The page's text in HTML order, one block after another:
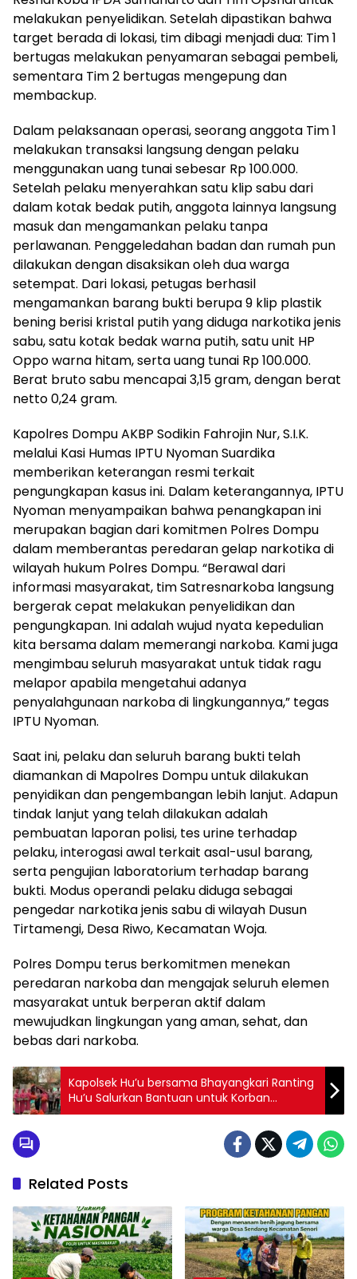
melakukan penyelidikan. Setelah dipastikan bahwa
target berada di lokasi, tim dibagi menjadi dua: Tim 1
bertugas melakukan penyamaran sebagai pembeli,
sementara Tim 2 bertugas mengepung dan
membackup.
Dalam pelaksanaan operasi, seorang anggota Tim 1
melakukan transaksi langsung dengan pelaku
menggunakan uang tunai sebesar Rp 100.000.
Setelah pelaku menyerahkan satu klip sabu dari
dalam kotak bedak putih, anggota lainnya langsung
masuk dan mengamankan pelaku tanpa
perlawanan. Penggeledahan badan dan rumah pun
dilakukan dengan disaksikan oleh dua warga
setempat. Dari lokasi, petugas berhasil
mengamankan barang bukti berupa 9 klip plastik
bening berisi kristal putih yang diduga narkotika jenis
sabu, satu kotak bedak warna putih, satu unit HP
Oppo warna hitam, serta uang tunai Rp 100.000.
Berat bruto sabu mencapai 3,15 gram, dengan berat
netto 0,24 gram.
Kapolres Dompu AKBP Sodikin Fahrojin Nur, S.I.K.
melalui Kasi Humas IPTU Nyoman Suardika
memberikan keterangan resmi terkait
pengungkapan kasus ini. Dalam keterangannya, IPTU
Nyoman menyampaikan bahwa penangkapan ini
merupakan bagian dari komitmen Polres Dompu
dalam memberantas peredaran gelap narkotika di
wilayah hukum Polres Dompu. “Berawal dari
informasi masyarakat, tim Satresnarkoba langsung
bergerak cepat melakukan penyelidikan dan
pengungkapan. Ini adalah wujud nyata kepedulian
kita bersama dalam memerangi narkoba. Kami juga
mengimbau seluruh masyarakat untuk tidak ragu
melapor apabila mengetahui adanya
penyalahgunaan narkoba di lingkungannya,” tegas
IPTU Nyoman.
Saat ini, pelaku dan seluruh barang bukti telah
diamankan di Mapolres Dompu untuk dilakukan
penyidikan dan pengembangan lebih lanjut. Adapun
tindak lanjut yang telah dilakukan adalah
pembuatan laporan polisi, tes urine terhadap
pelaku, interogasi awal terkait asal-usul barang,
serta pengujian laboratorium terhadap barang
bukti. Modus operandi pelaku diduga sebagai
pengedar narkotika jenis sabu di wilayah Dusun
Tirtamengi, Desa Riwo, Kecamatan Woja.
Polres Dompu terus berkomitmen menekan
peredaran narkoba dan mengajak seluruh elemen
masyarakat untuk berperan aktif dalam
mewujudkan lingkungan yang aman, sehat, dan
bebas dari narkoba.
Kapolsek Hu’u bersama Bhayangkari Ranting
Hu’u Salurkan Bantuan untuk Korban
Kebakaran di Cempi Jaya
Related Posts